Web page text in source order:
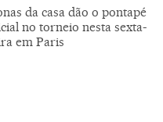
da casa dão o pontapé
no torneio nesta sexta-
em Paris